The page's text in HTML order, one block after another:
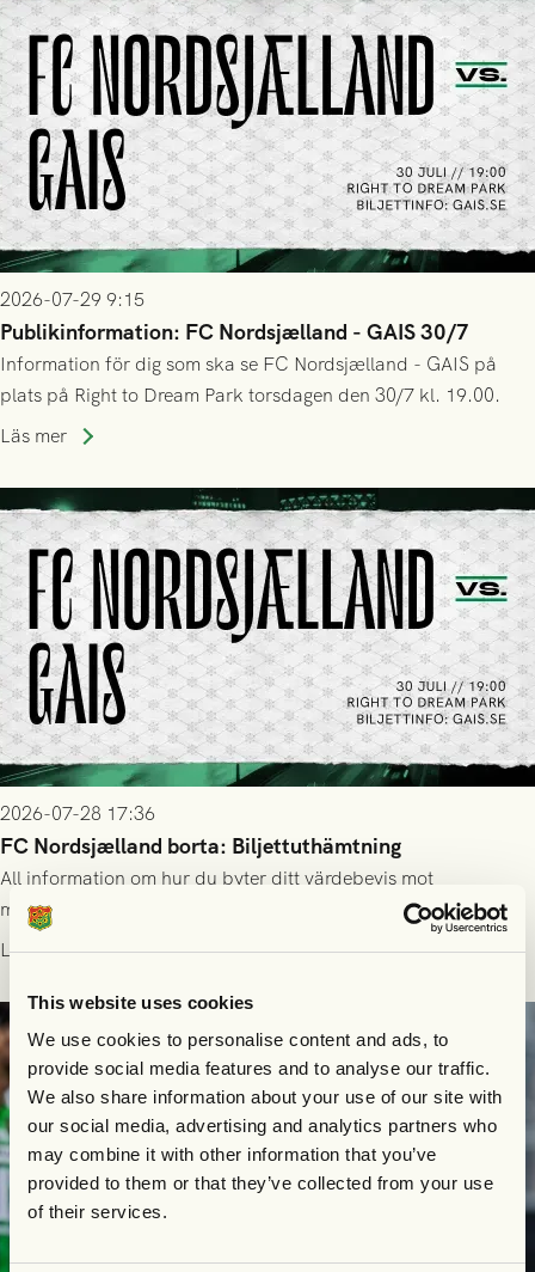
This website uses cookies
We use cookies to personalise content and ads, to
provide social media features and to analyse our traffic.
We also share information about your use of our site with
our social media, advertising and analytics partners who
may combine it with other information that you’ve
provided to them or that they’ve collected from your use
of their services.
2026-07-29 9:15
Publikinformation: FC Nordsjælland - GAIS 30/7
Information för dig som ska se FC Nordsjælland - GAIS på
plats på Right to Dream Park torsdagen den 30/7 kl. 19.00.
Läs mer
2026-07-28 17:36
FC Nordsjælland borta: Biljettuthämtning
All information om hur du byter ditt värdebevis mot
matchbiljett på plats i Danmark, samt vad som gäller för dig
som står på reservlista eller fått förhinder.
Läs mer